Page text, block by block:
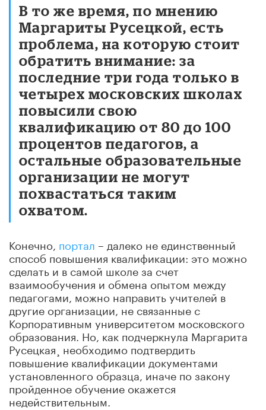
В то же время, по мнению
Маргариты Русецкой, есть
проблема, на которую стоит
обратить внимание: за
последние три года только в
четырех московских школах
повысили свою
квалификацию от 80 до 100
процентов педагогов, а
остальные образовательные
организации не могут
похвастаться таким
охватом.
Конечно, портал – далеко не единственный
способ повышения квалификации: это можно
сделать и в самой школе за счет
взаимообучения и обмена опытом между
педагогами, можно направить учителей в
другие организации, не связанные с
Корпоративным университетом московского
образования. Но, как подчеркнула Маргарита
Русецкая¸ необходимо подтвердить
повышение квалификации документами
установленного образца, иначе по закону
пройденное обучение окажется
недействительным.